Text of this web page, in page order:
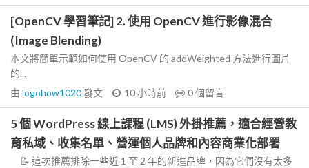
[OpenCV 學習筆記] 2. 使用 OpenCV 進行影像混合
(Image Blending)
本文將簡單示範如何使用 OpenCV 的 addWeighted 方法進行圖片
的...
由 logohow1020發文 10 小時前 0個留言
5 個 WordPress 線上課程 (LMS) 外掛推薦，適合經營教
育私域、收集名單、營運個人品牌和內容商業化部署
📝 這次推薦排除一些近 1 至 2 年的新進品牌，因為它們沒有太多